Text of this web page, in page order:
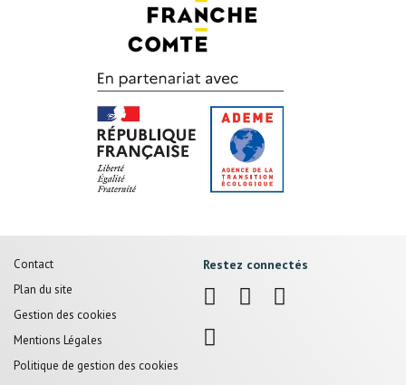
Pied
de
page
Contact
Plan du site
Gestion des cookies
Mentions Légales
Politique de gestion des cookies
Restez connectés